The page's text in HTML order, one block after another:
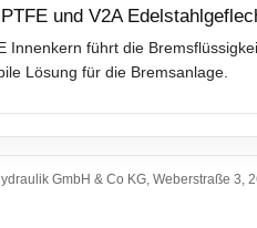
und V2A
Innenkern führt die
Lösung für die Bremsanlage.
GmbH & Co KG, Weberstraße 3,